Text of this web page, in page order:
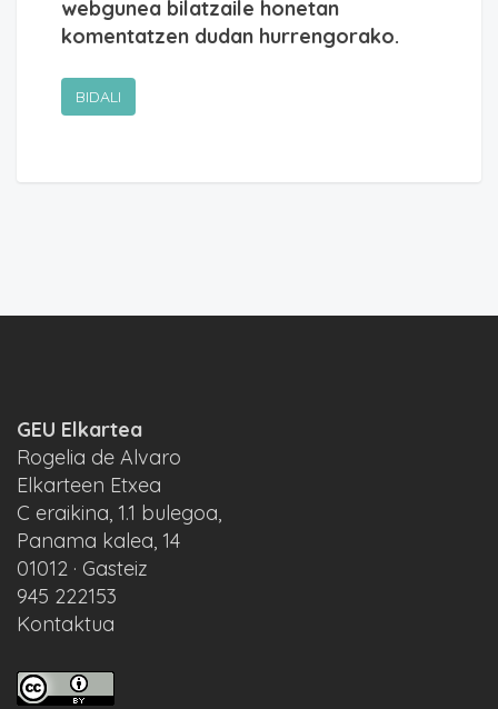
webgunea bilatzaile honetan
komentatzen dudan hurrengorako.
GEU Elkartea
Rogelia de Alvaro
Elkarteen Etxea
C eraikina, 1.1 bulegoa,
Panama kalea, 14
01012 · Gasteiz
945 222153
Kontaktua